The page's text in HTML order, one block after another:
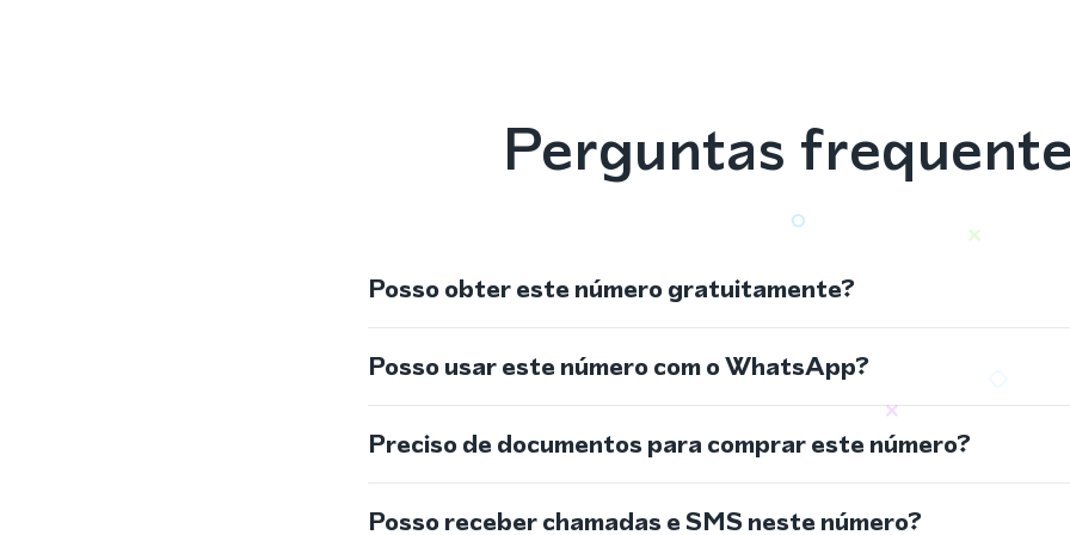
Perguntas
Posso obter este número gratuitamente?
Posso usar este número com o WhatsApp?
Preciso de documentos para comprar este número?
Posso receber chamadas e SMS neste número?